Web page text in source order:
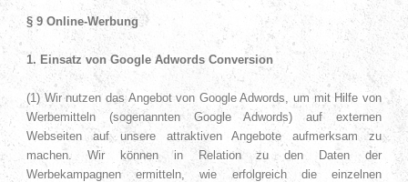
§ 9 Online-Werbung
1. Einsatz von Google Adwords Conversion
(1) Wir nutzen das Angebot von Google Adwords, um mit Hilfe von
Werbemitteln (sogenannten Google Adwords) auf externen
Webseiten auf unsere attraktiven Angebote aufmerksam zu
machen. Wir können in Relation zu den Daten der
Werbekampagnen ermitteln, wie erfolgreich die einzelnen